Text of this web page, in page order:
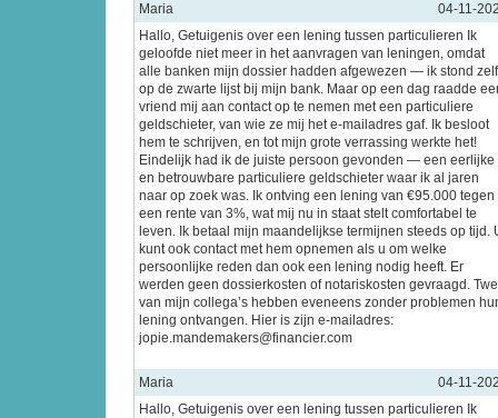
Maria
04-11-
Hallo, Getuigenis over een lening tussen particulieren Ik
geloofde niet meer in het aanvragen van leningen, omdat
alle banken mijn dossier hadden afgewezen — ik stond
op de zwarte lijst bij mijn bank. Maar op een dag raadde
vriend mij aan contact op te nemen met een particuliere
geldschieter, van wie ze mij het e-mailadres gaf. Ik besloot
hem te schrijven, en tot mijn grote verrassing werkte het!
Eindelijk had ik de juiste persoon gevonden — een eerlijke
en betrouwbare particuliere geldschieter waar ik al jaren
naar op zoek was. Ik ontving een lening van €95.000 tegen
een rente van 3%, wat mij nu in staat stelt comfortabel te
leven. Ik betaal mijn maandelijkse termijnen steeds op tijd.
kunt ook contact met hem opnemen als u om welke
persoonlijke reden dan ook een lening nodig heeft. Er
werden geen dossierkosten of notariskosten gevraagd.
van mijn collega’s hebben eveneens zonder problemen
lening ontvangen. Hier is zijn e-mailadres:
jopie.mandemakers@financier.com
Maria
04-11-
Hallo, Getuigenis over een lening tussen particulieren Ik